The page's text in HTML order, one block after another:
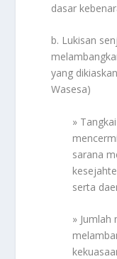
dasar
b. Lukisan
yang
Wasesa)
»
sarana
serta
»